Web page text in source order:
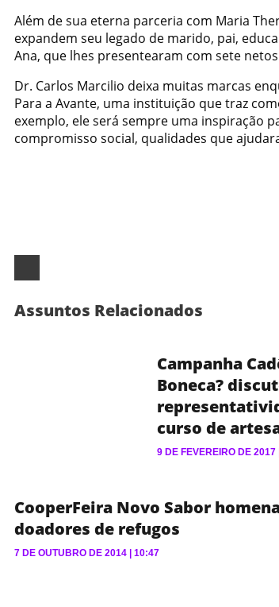
Além de sua eterna parceria com Maria
expandem seu legado de marido, pai,
Ana, que lhes presentearam com sete
Dr. Carlos Marcilio deixa muitas marcas
Para a Avante, uma instituição que traz
exemplo, ele será sempre uma inspiração
compromisso social, qualidades que
Assuntos Relacionados
Campanha
Boneca?
curso de
9 DE FEVEREIRO DE 2017
CooperFeira Novo Sabor
doadores de refugos
7 DE OUTUBRO DE 2014 10:47